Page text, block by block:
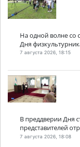
На одной волне со
Дня
7 августа 2026, 18:15
В преддверии Дня
представителей
7 августа 2026, 18:08